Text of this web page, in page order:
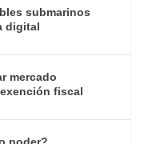
submarinos
digital
mercado
fiscal